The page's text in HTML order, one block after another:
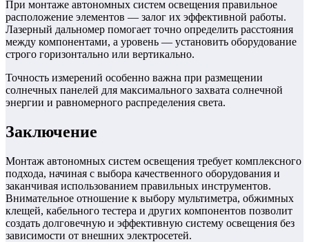
При монтаже автономных систем освещения правильное
расположение элементов — залог их эффективной работы.
Лазерный дальномер помогает точно определить расстояния
между компонентами, а уровень — установить оборудование
строго горизонтально или вертикально.
Точность измерений особенно важна при размещении
солнечных панелей для максимального захвата солнечной
энергии и равномерного распределения света.
Заключение
Монтаж автономных систем освещения требует комплексного
подхода, начиная с выбора качественного оборудования и
заканчивая использованием правильных инструментов.
Внимательное отношение к выбору мультиметра, обжимных
клещей, кабельного тестера и других компонентов позволит
создать долговечную и эффективную систему освещения без
зависимости от внешних электросетей.